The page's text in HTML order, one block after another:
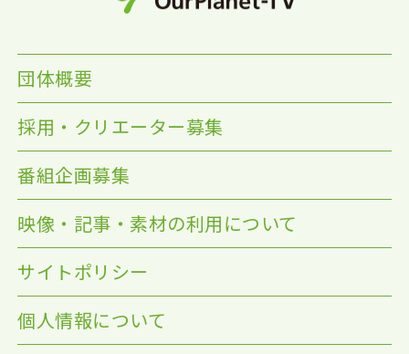
団体概要
採用・クリエーター募集
番組企画募集
映像・記事・素材の利用について
サイトポリシー
個人情報について